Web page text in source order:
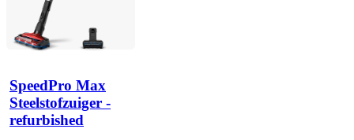
SpeedPro Max
Steelstofzuiger -
refurbished